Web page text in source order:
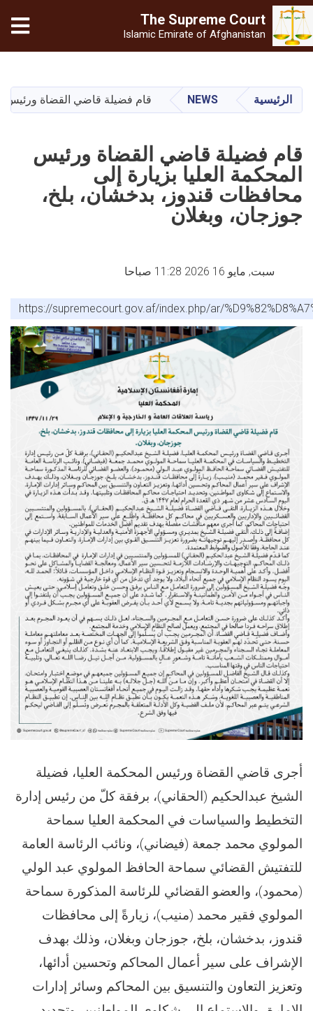
المحتوى
الرئيسي
The Supreme Court
Islamic Emirate of Afghanistan
الرئيسية NEWS قام فضیلة قاضي القضاة ورئيس
قام فضیلة قاضي القضاة ورئيس
المحكمة العليا بزيارة إلى
محافظات قندوز، بدخشان، بلخ،
جوزجان، وبغلان
سبت, مايو 16 2026 11:28 صباحا
https://supremecourt.gov.af/index.php/ar/
أجرى قاضي القضاة ورئيس المحكمة العليا، فضيلة
الشيخ عبدالحكيم (الحقاني)، برفقة كلّ من رئيس إدارة
التخطيط والسياسات في المحكمة العليا سماحة
المولوي محمد جمعة (فیضاني)، ونائب الرئاسة العامة
للتفتيش القضائي سماحة الحافظ المولوي عبد الولي
(محمود)، والعضو القضائي للرئاسة المذكورة سماحة
المولوي فقير محمد (منیب)، زيارةً إلى محافظات
قندوز، بدخشان، بلخ، جوزجان وبغلان، وذلك بهدف
الإشراف على سير أعمال المحاكم وتحسين أدائها،
وتعزيز التعاون والتنسيق بين المحاكم وسائر إدارات